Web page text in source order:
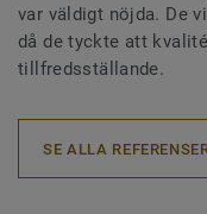
var väldigt nöjda. De
då de tyckte att
tillfredsställande.
SE ALLA